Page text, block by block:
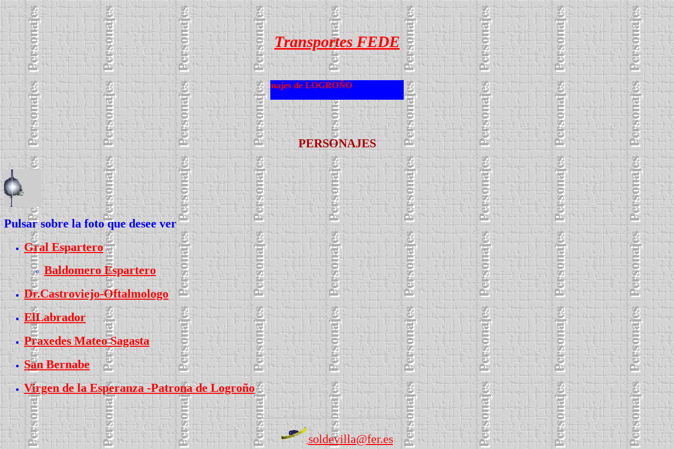
Transportes FEDE
Personajes de LOGROÑO
PERSONAJES
Pulsar sobre la foto que desee ver
Gral Espartero
Baldomero Espartero
Dr.Castroviejo-Oftalmologo
ElLabrador
Praxedes Mateo Sagasta
San Bernabe
Virgen de la Esperanza -Patrona de Logroño
soldevilla@fer.es